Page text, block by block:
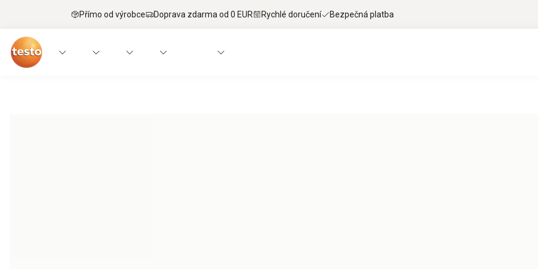
Přímo od výrobce Doprava zdarma od 0 EUR Rychlé doručení Bezpečná platba